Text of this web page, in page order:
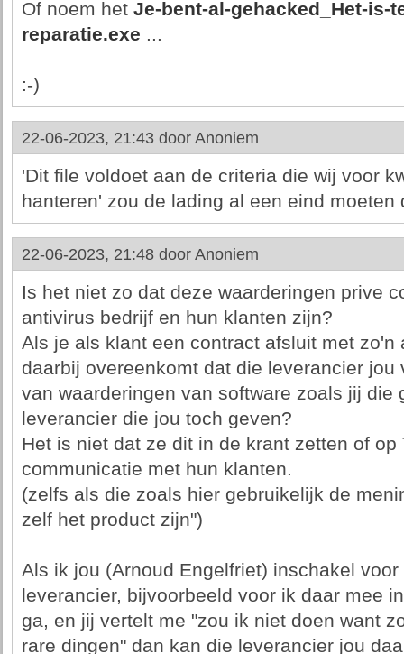
Of noem het Je-bent-al-gehacked_Het-is-
reparatie.exe ...
:-)
22-06-2023, 21:43 door Anoniem
'Dit file voldoet aan de criteria die wij voor
hanteren' zou de lading al een eind moeten
22-06-2023, 21:48 door Anoniem
Is het niet zo dat deze waarderingen prive
antivirus bedrijf en hun klanten zijn?
Als je als klant een contract afsluit met zo'n
daarbij overeenkomt dat die leverancier jou
van waarderingen van software zoals jij die
leverancier die jou toch geven?
Het is niet dat ze dit in de krant zetten of
communicatie met hun klanten.
(zelfs als die zoals hier gebruikelijk de
zelf het product zijn")
Als ik jou (Arnoud Engelfriet) inschakel
leverancier, bijvoorbeeld voor ik daar mee
ga, en jij vertelt me "zou ik niet doen want
rare dingen" dan kan die leverancier jou